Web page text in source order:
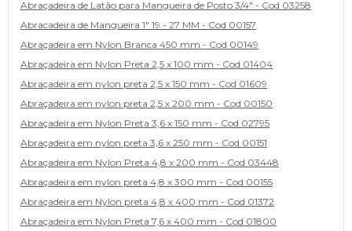
Abraçadeira de Latão para Mangueira de Posto 3/4" - Cod 03258
Abracadeira de Mangueira 1" 19 - 27 MM - Cod 00157
Abraçadeira em Nylon Branca 450 mm - Cod 00149
Abraçadeira em Nylon Preta 2,5 x 100 mm - Cod 01404
Abraçadeira em nylon preta 2,5 x 150 mm - Cod 01609
Abraçadeira em nylon preta 2,5 x 200 mm - Cod 00150
Abraçadeira em Nylon Preta 3,6 x 150 mm - Cod 02795
Abraçadeira em nylon preta 3,6 x 250 mm - Cod 00151
Abraçadeira em Nylon Preta 4,8 x 200 mm - Cod 03448
Abraçadeira em nylon preta 4,8 x 300 mm - Cod 00155
Abraçadeira em Nylon preta 4,8 x 400 mm - Cod 01372
Abraçadeira em Nylon Preta 7,6 x 400 mm - Cod 01800